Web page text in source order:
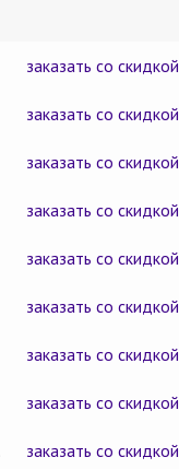
заказать со скидкой
заказать со скидкой
заказать со скидкой
заказать со скидкой
заказать со скидкой
заказать со скидкой
заказать со скидкой
заказать со скидкой
заказать со скидкой